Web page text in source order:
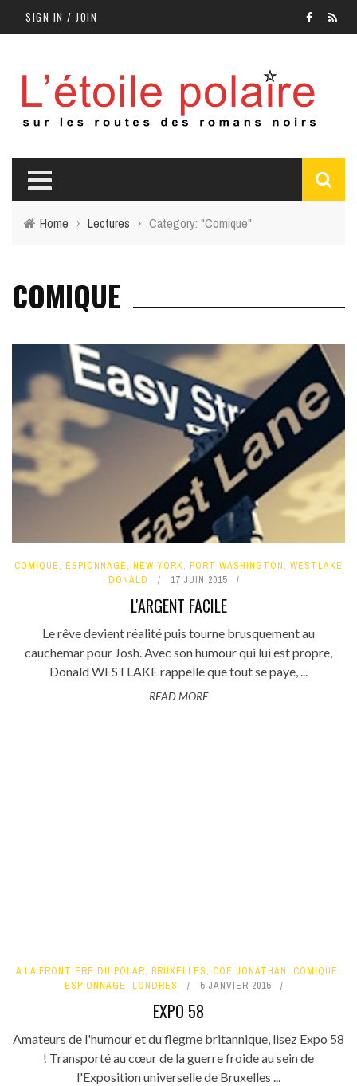
SIGN IN / JOIN
Home › Lectures › Category: "Comique"
COMIQUE
COMIQUE, ESPIONNAGE, NEW YORK, PORT WASHINGTON, WESTLAKE
DONALD
17 JUIN 2015
L'ARGENT FACILE
Le rêve devient réalité puis tourne brusquement au
cauchemar pour Josh. Avec son humour qui lui est propre,
Donald WESTLAKE rappelle que tout se paye, ...
READ MORE
A LA FRONTIÈRE DU POLAR, BRUXELLES, COE JONATHAN, COMIQUE,
ESPIONNAGE, LONDRES 5 JANVIER 2015
EXPO 58
Amateurs de l'humour et du flegme britannique, lisez Expo 58
! Transporté au cœur de la guerre froide au sein de
l'Exposition universelle de Bruxelles ...